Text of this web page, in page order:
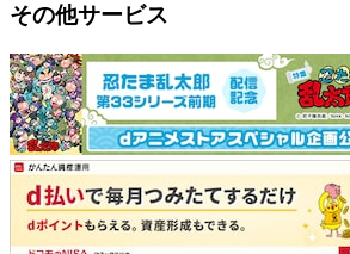
その他サービス